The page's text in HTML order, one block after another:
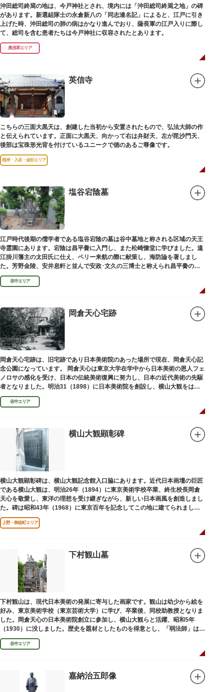
沖田総司終焉の地は、今戸神社とされ、境内には「沖田総司終焉之地」の碑
があります。新選組隊士の永倉新八の「同志連名記」によると、江戸に引き
上げた時、沖田総司の肺の病はかなり進んでおり、薩長軍の江戸入りに際し
て、総司を含む患者たちは今戸神社に収容されたとあります。
奥浅草エリア
英信寺
こちらの三面大黒天は、創建した当初から安置されたもので、弘法大師の作
と伝えられています。正面に大黒天、向かって右は弁財天、左が毘沙門天、
後部は宝珠形光背を付けているユニークで徳のあるご尊像です。
根岸・入谷・金杉エリア
塩谷宕陰墓
江戸時代後期の儒学者である塩谷宕陰の墓は谷中墓地と称される区域の天王
寺霊園にあります。宕陰は昌平黌に入門し、また松崎慊堂に学びました。遠
江掛川藩主の太田氏に仕え、ペリー来航の際に献策し、海防論を著しまし
た。芳野金陵、安井息軒と並んで安政･文久の三博士と称えられ昌平黌の教
授として多くの文人を育て、慶応3年 （1867）に没しました。
谷中エリア
岡倉天心宅跡
岡倉天心宅跡は、旧宅跡であり日本美術院のあった場所で現在、岡倉天心記
念公園になっています。 岡倉天心は東京大学在学中から日本美術の恩人フェ
ノロサの感化を受け、日本の伝統美術復興に努力し、日本の近代美術の先駆
者となりました。明治31（1898）に日本美術院を創設し、横山大観をはじ
め優れた画家を世に送り出しました。
谷中エリア
横山大観顕彰碑
横山大観顕彰碑は、横山大観記念館入口脇にあります。近代日本画壇の巨匠
である横山大観は、明治26年（1894）に東京美術学校卒業、終生校長岡倉
天心を敬愛し、東洋の理想を受け継ぎながら、新しい日本画風を創造しまし
た。碑は昭和43年（1968）に東京百年を記念してこの地に建てられまし
た。
上野・御徒町エリア
下村観山墓
下村観山は、現代日本美術の発展に寄与した画家です。観山は幼少から絵を
好み、東京美術学校（東京芸術大学）に学び、卒業後、同校助教授となりま
した。岡倉天心の日本美術院創立に参加し、横山大観らと活躍、昭和5年
（1930）に没しました。歴史を題材としたものを得意とし、「弱法師」は代
表作です。お墓は安立寺（あんりゅうじ）にあります。
谷中エリア
嘉納治五郎像